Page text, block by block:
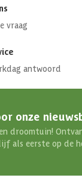
vraag
antwoord
onze
droomtuin!
als eerste op de